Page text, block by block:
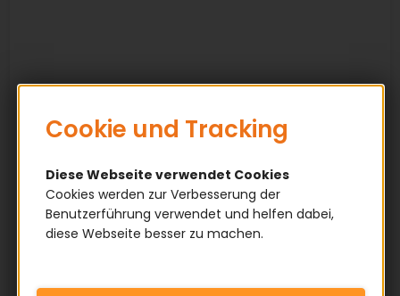
Cookie und Tracking
Diese Webseite verwendet Cookies
Cookies werden zur Verbesserung der
Benutzerführung verwendet und helfen dabei,
diese Webseite besser zu machen.